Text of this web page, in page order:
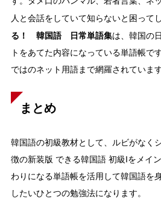
人と会話をしていて知らないと困って
る！ 韓国語 日常単語集は、韓国の
トをあてた内容になっている単語帳で
ではのネット用語まで網羅されています
まとめ
韓国語の初級教材として、ルビがなく
徴の新装版 できる韓国語 初級Iをメイ
わりになる単語帳を活用して韓国語を
したいひとつの勉強法になります。